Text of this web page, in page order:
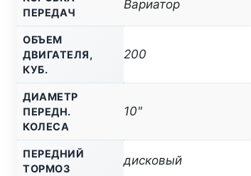
ПЕРЕДАЧ
Вариатор
ОБЪЕМ
ДВИГАТЕЛЯ,
КУБ.
200
ДИАМЕТР
ПЕРЕДН.
КОЛЕСА
10"
ПЕРЕДНИЙ
ТОРМОЗ
дисковый